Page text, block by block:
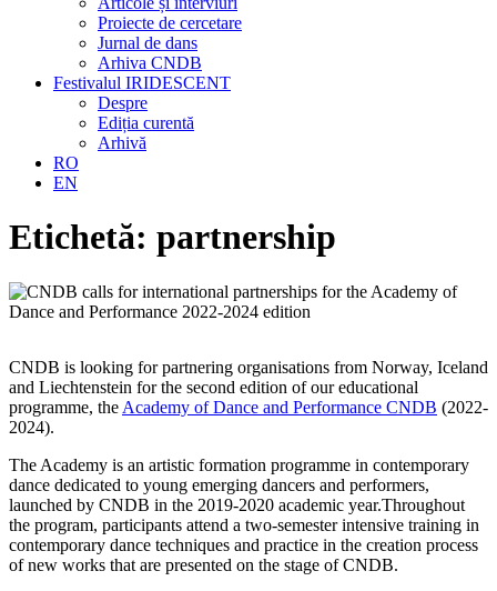
Proiecte de cercetare
Jurnal de dans
Arhiva CNDB
Festivalul IRIDESCENT
Despre
Ediția curentă
Arhivă
RO
EN
Etichetă: partnership
CNDB is looking for partnering organisations from Norway, Iceland
and Liechtenstein for the second edition of our educational
programme, the Academy of Dance and Performance CNDB (2022-
2024).
The Academy is an artistic formation programme in contemporary
dance dedicated to young emerging dancers and performers,
launched by CNDB in the 2019-2020 academic year.Throughout
the program, participants attend a two-semester intensive training in
contemporary dance techniques and practice in the creation process
of new works that are presented on the stage of CNDB.